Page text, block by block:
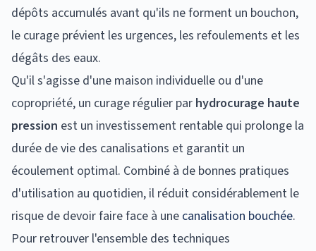
dépôts accumulés avant qu'ils ne forment un bouchon,
le curage prévient les urgences, les refoulements et les
dégâts des eaux.
Qu'il s'agisse d'une maison individuelle ou d'une
copropriété, un curage régulier par hydrocurage haute
pression est un investissement rentable qui prolonge la
durée de vie des canalisations et garantit un
écoulement optimal. Combiné à de bonnes pratiques
d'utilisation au quotidien, il réduit considérablement le
risque de devoir faire face à une canalisation bouchée.
Pour retrouver l'ensemble des techniques